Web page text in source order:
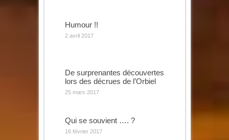
Humour !!
2 avril 2017
De surprenantes découvertes
lors des décrues de l’Orbiel
25 mars 2017
Qui se souvient …. ?
16 février 2017